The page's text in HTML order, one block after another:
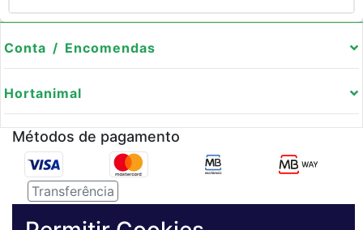
Conta / Encomendas
Hortanimal
Métodos de pagamento
Transferência